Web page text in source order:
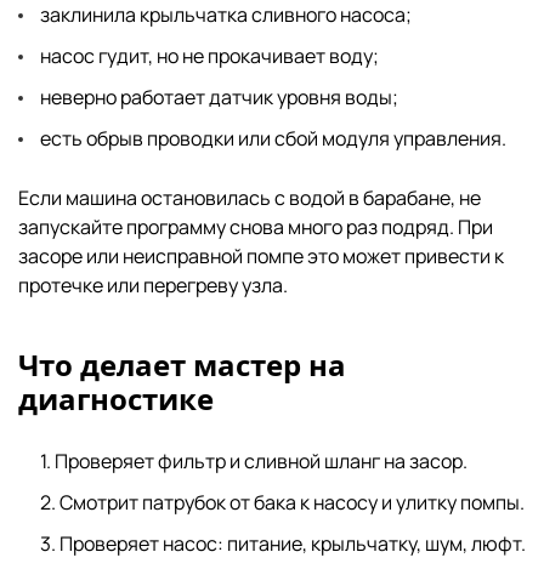
заклинила крыльчатка сливного насоса;
насос гудит, но не прокачивает воду;
неверно работает датчик уровня воды;
есть обрыв проводки или сбой модуля управления.
Если машина остановилась с водой в барабане, не
запускайте программу снова много раз подряд. При
засоре или неисправной помпе это может привести к
протечке или перегреву узла.
Что делает мастер на
диагностике
Проверяет фильтр и сливной шланг на засор.
Смотрит патрубок от бака к насосу и улитку помпы.
Проверяет насос: питание, крыльчатку, шум, люфт.